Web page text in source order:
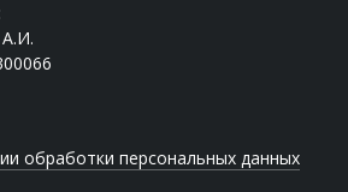
обработки персональных данных